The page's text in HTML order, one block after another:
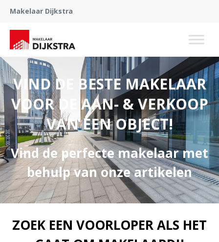
Makelaar Dijkstra
VIND DE BESTE MAKELAAR
VOOR DE AAN- & VERKOOP
VAN EEN OBJECT!
Vind de perfecte makelaar met
behulp van onze artikelen
ZOEK EEN VOORLOPER ALS HET